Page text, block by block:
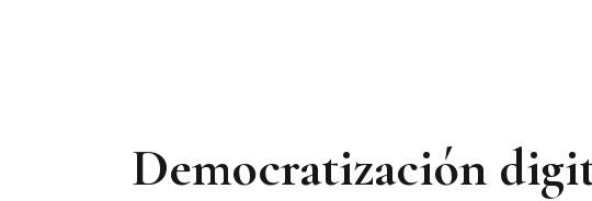
Democratización